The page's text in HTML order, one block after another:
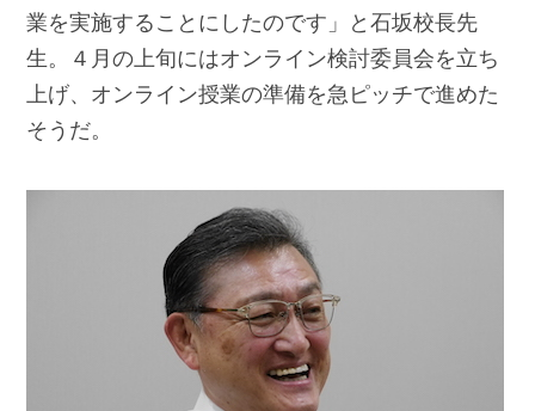
業を実施することにしたのです」と石坂校長先
生。４月の上旬にはオンライン検討委員会を立ち
上げ、オンライン授業の準備を急ピッチで進めた
そうだ。